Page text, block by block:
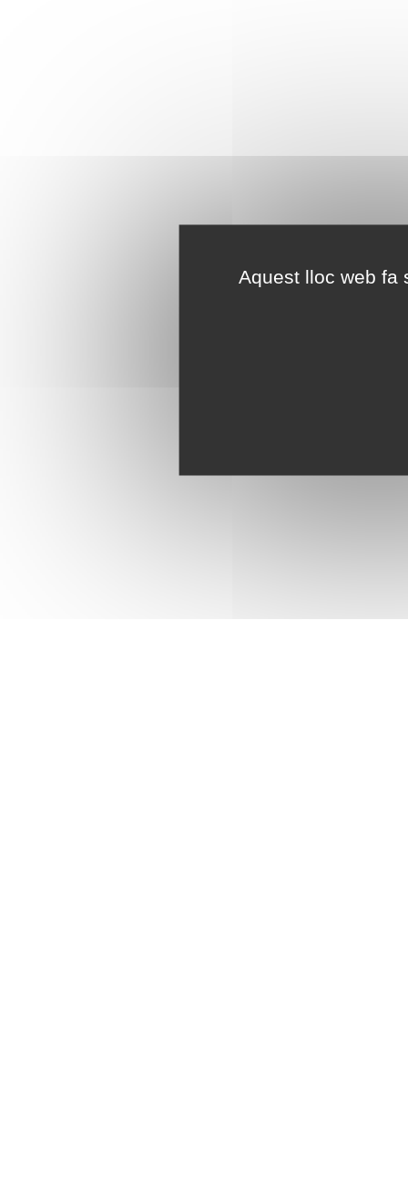
Aquest lloc web fa